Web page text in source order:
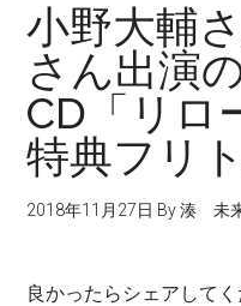
小野大輔
さん出演
CD「リロ
特典フリ
2018年11月27日 By湊 未
良かったらシェアして